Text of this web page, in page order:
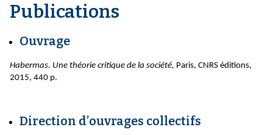
Publications
Ouvrage
Habermas. Une théorie critique de la société, Paris, CNRS éditions,
2015, 440 p.
Direction d’ouvrages collectifs